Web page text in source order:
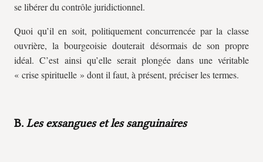
se libérer du contrôle juridictionnel.
Quoi qu’il en soit, politiquement concurrencée par la classe
ouvrière, la bourgeoisie douterait désormais de son propre
idéal. C’est ainsi qu’elle serait plongée dans une véritable
« crise spirituelle » dont il faut, à présent, préciser les termes.
B. Les exsangues et les sanguinaires